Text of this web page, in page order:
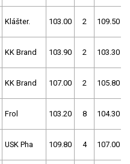
Klášter. 103.00 2 109.50
KK Brand 103.90 2 103.30
KK Brand 107.00 2 105.80
Frol 103.20 8 104.30
USK Pha 109.80 4 107.00